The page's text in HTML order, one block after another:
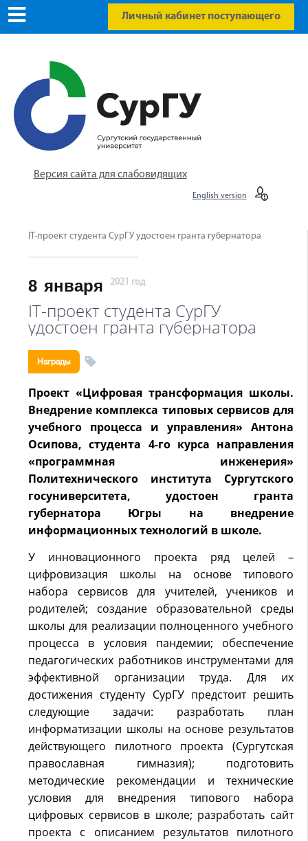
Личный кабинет поступающего
Версия сайта для слабовидящих
English version
IT-проект студента СурГУ удостоен гранта губернатора
8 января 2021 год
IT-проект студента СурГУ
удостоен гранта губернатора
Награды
Проект «Цифровая трансформация школы.
Внедрение комплекса типовых сервисов для
учебного процесса и управления» Антона
Осипова, студента 4-го курса направления
«программная инженерия»
Политехнического института Сургутского
госуниверситета, удостоен гранта
губернатора Югры на внедрение
информационных технологий в школе.
У инновационного проекта ряд целей –
цифровизация школы на основе типового
набора сервисов для учителей, учеников и
родителей; создание образовательной среды
школы для реализации полноценного учебного
процесса в условия пандемии; обеспечение
педагогических работников инструментами для
эффективной организации труда. Для их
достижения студенту СурГУ предстоит решить
следующие задачи: разработать план
информатизации школы на основе результатов
действующего пилотного проекта (Сургутская
православная гимназия); подготовить
методические рекомендации и технические
условия для внедрения типового набора
цифровых сервисов в школе; разработать сайт
проекта с описанием результатов пилотного